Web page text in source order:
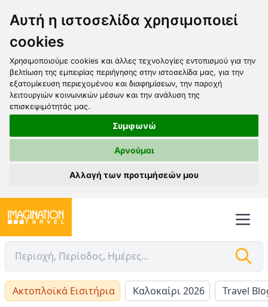
Αυτή η ιστοσελίδα χρησιμοποιεί
cookies
Χρησιμοποιούμε cookies και άλλες τεχνολογίες εντοπισμού για την
βελτίωση της εμπειρίας περιήγησης στην ιστοσελίδα μας, για την
εξατομίκευση περιεχομένου και διαφημίσεων, την παροχή
λειτουργιών κοινωνικών μέσων και την ανάλυση της
επισκεψιμότητάς μας.
Συμφωνώ
Αρνούμαι
Αλλαγή των προτιμήσεών μου
Ακτοπλοϊκά Εισιτήρια Καλοκαίρι 2026 Travel